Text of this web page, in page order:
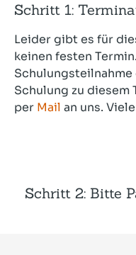
Schritt 1:
Leider gibt es für
keinen festen
Schulung zu diesem
per Mail an uns.
Schritt 2: Bitte